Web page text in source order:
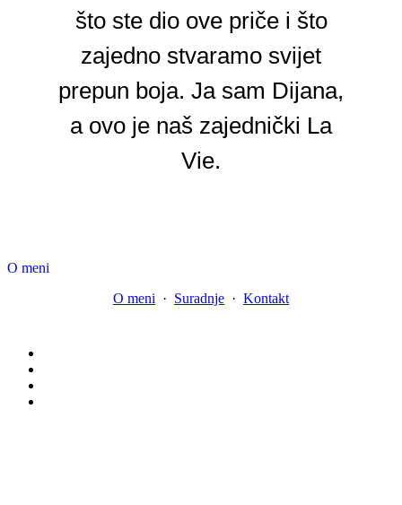
što ste dio ove priče i što
zajedno stvaramo svijet
prepun boja. Ja sam Dijana,
a ovo je naš zajednički La
Vie.
O meni
O meni · Suradnje · Kontakt